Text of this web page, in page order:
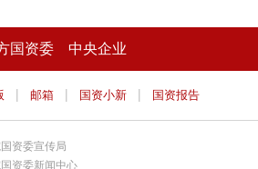
国资委 中央企业
| 邮箱 | 国资小新 | 国资报告
资委宣传局
资委新闻中心